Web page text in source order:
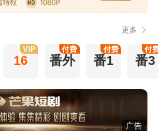
更多
16
VIP
番外
付费
番1
付费
番3
付
广告